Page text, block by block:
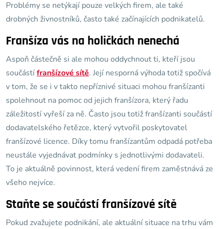
Problémy se netýkají pouze velkých firem, ale také
drobných živnostníků, často také začínajících podnikatelů.
Franšíza vás na holičkách nenechá
Aspoň částečně si ale mohou oddychnout ti, kteří jsou
součástífranšízové sítě. Její nesporná výhoda totiž spočívá
v tom, že se i v takto nepříznivé situaci mohou franšízanti
spolehnout na pomoc od jejich franšízora, který řadu
záležitostí vyřeší za ně. Často jsou totiž franšízanti součástí
dodavatelského řetězce, který vytvořil poskytovatel
franšízové licence. Díky tomu franšízantům odpadá potřeba
neustále vyjednávat podmínky s jednotlivými dodavateli.
To je aktuálně povinnost, která vedení firem zaměstnává ze
všeho nejvíce.
Staňte se součástí franšízové sítě
Pokud zvažujete podnikání, ale aktuální situace na trhu vám